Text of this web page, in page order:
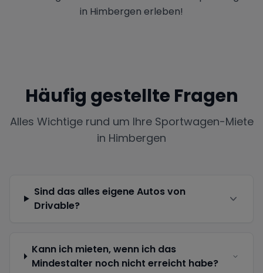
in Himbergen erleben!
Häufig gestellte Fragen
Alles Wichtige rund um Ihre Sportwagen-Miete
in Himbergen
Sind das alles eigene Autos von
Drivable?
Kann ich mieten, wenn ich das
Mindestalter noch nicht erreicht habe?